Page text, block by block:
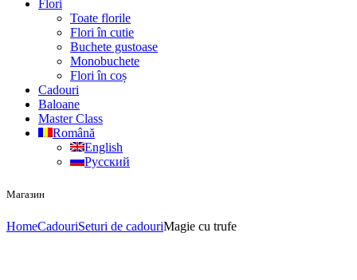
Flori
Toate florile
Flori în cutie
Buchete gustoase
Monobuchete
Flori în coș
Cadouri
Baloane
Master Class
Română
English
Русский
Магазин
HomeCadouriSeturi de cadouriMagie cu trufe